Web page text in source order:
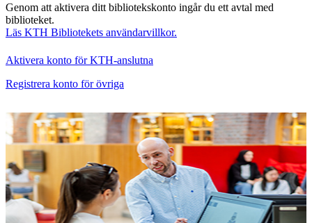
Genom att aktivera ditt bibliotekskonto ingår du ett avtal med
biblioteket.
Läs KTH Bibliotekets användarvillkor.
Aktivera konto för KTH-anslutna
Registrera konto för övriga